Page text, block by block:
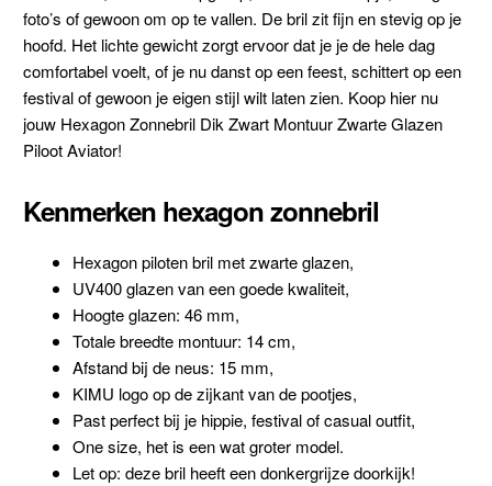
foto’s of gewoon om op te vallen. De bril zit fijn en stevig op je
hoofd. Het lichte gewicht zorgt ervoor dat je je de hele dag
comfortabel voelt, of je nu danst op een feest, schittert op een
festival of gewoon je eigen stijl wilt laten zien. Koop hier nu
jouw Hexagon Zonnebril Dik Zwart Montuur Zwarte Glazen
Piloot Aviator!
Kenmerken hexagon zonnebril
Hexagon piloten bril met zwarte glazen,
UV400 glazen van een goede kwaliteit,
Hoogte glazen: 46 mm,
Totale breedte montuur: 14 cm,
Afstand bij de neus: 15 mm,
KIMU logo op de zijkant van de pootjes,
Past perfect bij je hippie, festival of casual outfit,
One size, het is een wat groter model.
Let op: deze bril heeft een donkergrijze doorkijk!